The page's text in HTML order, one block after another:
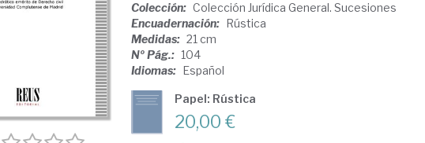
Colección: Colección Jurídica General. Sucesiones
Encuadernación: Rústica
Medidas: 21 cm
Nº Pág.: 104
Idiomas: Español
Papel: Rústica
20,00 €